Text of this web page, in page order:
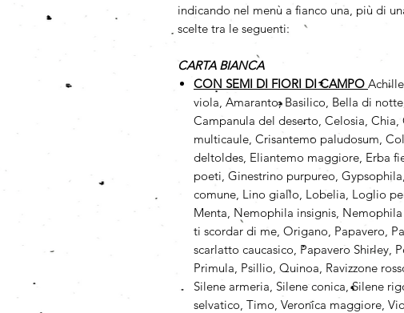
indicando nel menù a fianco una, più di
scelte tra le seguenti:
CARTA BIANCA
CON SEMI DI FIORI DI CAMPO
viola, Amaranto, Basilico, Bella di
Campanula del deserto, Celosia,
multicaule, Crisantemo paludosum,
deltoldes, Eliantemo maggiore, Erba
poeti, Ginestrino purpureo,
comune, Lino giallo, Lobelia, Loglio
Menta, Nemophila insignis,
ti scordar di me, Origano, Papavero,
scarlatto caucasico, Papavero Shirley,
Primula, Psillio, Quinoa, Ravizzone
Silene armeria, Silene conica, Silene
selvatico, Timo, Veronica maggiore,